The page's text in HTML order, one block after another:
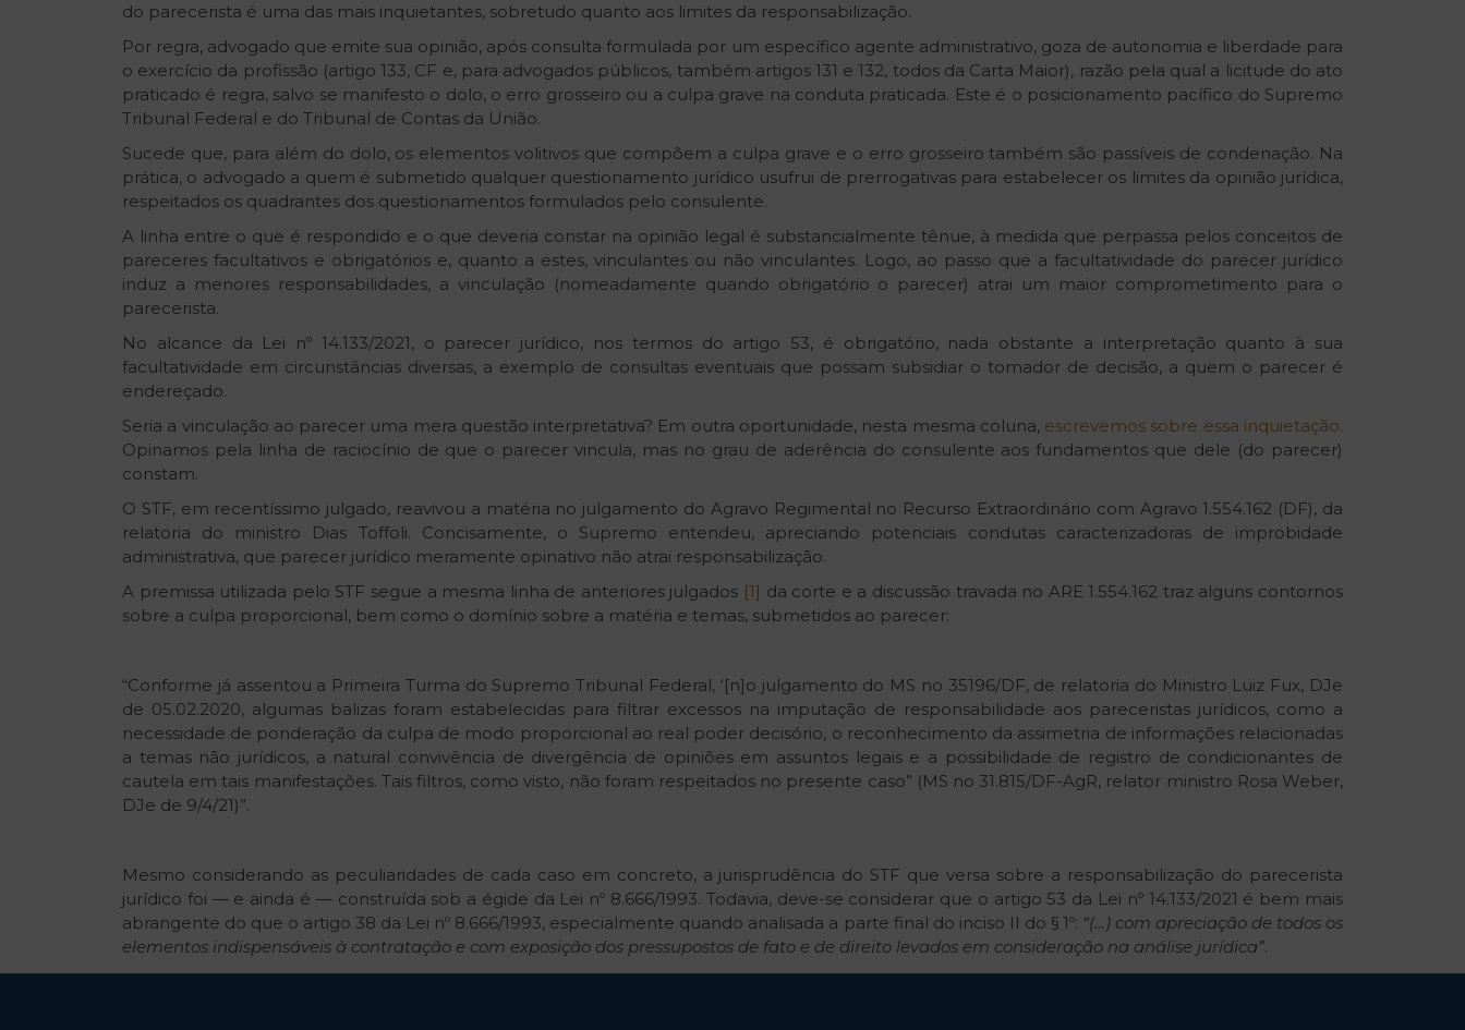
do parecerista é uma das mais inquietantes, sobretudo quanto aos limites da responsabilização.
Por regra, advogado que emite sua opinião, após consulta formulada por um específico agente administrativo, goza de autonomia e liberdade para
o exercício da profissão (artigo 133, CF e, para advogados públicos, também artigos 131 e 132, todos da Carta Maior), razão pela qual a licitude do ato
praticado é regra, salvo se manifesto o dolo, o erro grosseiro ou a culpa grave na conduta praticada. Este é o posicionamento pacífico do Supremo
Tribunal Federal e do Tribunal de Contas da União.
Sucede que, para além do dolo, os elementos volitivos que compõem a culpa grave e o erro grosseiro também são passíveis de condenação. Na
prática, o advogado a quem é submetido qualquer questionamento jurídico usufrui de prerrogativas para estabelecer os limites da opinião jurídica,
respeitados os quadrantes dos questionamentos formulados pelo consulente.
A linha entre o que é respondido e o que deveria constar na opinião legal é substancialmente tênue, à medida que perpassa pelos conceitos de
pareceres facultativos e obrigatórios e, quanto a estes, vinculantes ou não vinculantes. Logo, ao passo que a facultatividade do parecer jurídico
induz a menores responsabilidades, a vinculação (nomeadamente quando obrigatório o parecer) atrai um maior comprometimento para o
parecerista.
No alcance da Lei nº 14.133/2021, o parecer jurídico, nos termos do artigo 53, é obrigatório, nada obstante a interpretação quanto à sua
facultatividade em circunstâncias diversas, a exemplo de consultas eventuais que possam subsidiar o tomador de decisão, a quem o parecer é
endereçado.
Seria a vinculação ao parecer uma mera questão interpretativa? Em outra oportunidade, nesta mesma coluna, escrevemos sobre essa inquietação.
Opinamos pela linha de raciocínio de que o parecer vincula, mas no grau de aderência do consulente aos fundamentos que dele (do parecer)
constam.
O STF, em recentíssimo julgado, reavivou a matéria no julgamento do Agravo Regimental no Recurso Extraordinário com Agravo 1.554.162 (DF), da
relatoria do ministro Dias Toffoli. Concisamente, o Supremo entendeu, apreciando potenciais condutas caracterizadoras de improbidade
administrativa, que parecer jurídico meramente opinativo não atrai responsabilização.
A premissa utilizada pelo STF segue a mesma linha de anteriores julgados [1] da corte e a discussão travada no ARE 1.554.162 traz alguns contornos
sobre a culpa proporcional, bem como o domínio sobre a matéria e temas, submetidos ao parecer:
“Conforme já assentou a Primeira Turma do Supremo Tribunal Federal, ‘[n]o julgamento do MS no 35196/DF, de relatoria do Ministro Luiz Fux, DJe
de 05.02.2020, algumas balizas foram estabelecidas para filtrar excessos na imputação de responsabilidade aos pareceristas jurídicos, como a
necessidade de ponderação da culpa de modo proporcional ao real poder decisório, o reconhecimento da assimetria de informações relacionadas
a temas não jurídicos, a natural convivência de divergência de opiniões em assuntos legais e a possibilidade de registro de condicionantes de
cautela em tais manifestações. Tais filtros, como visto, não foram respeitados no presente caso” (MS no 31.815/DF-AgR, relator ministro Rosa Weber,
DJe de 9/4/21)”.
Mesmo considerando as peculiaridades de cada caso em concreto, a jurisprudência do STF que versa sobre a responsabilização do parecerista
jurídico foi — e ainda é — construída sob a égide da Lei nº 8.666/1993. Todavia, deve-se considerar que o artigo 53 da Lei nº 14.133/2021 é bem mais
abrangente do que o artigo 38 da Lei nº 8.666/1993, especialmente quando analisada a parte final do inciso II do § 1º: “(…) com apreciação de todos os
elementos indispensáveis à contratação e com exposição dos pressupostos de fato e de direito levados em consideração na análise jurídica”.